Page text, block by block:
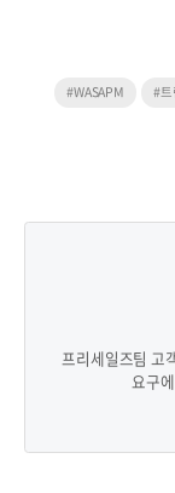
#WASAPM #
프리세일즈팀 고
요구